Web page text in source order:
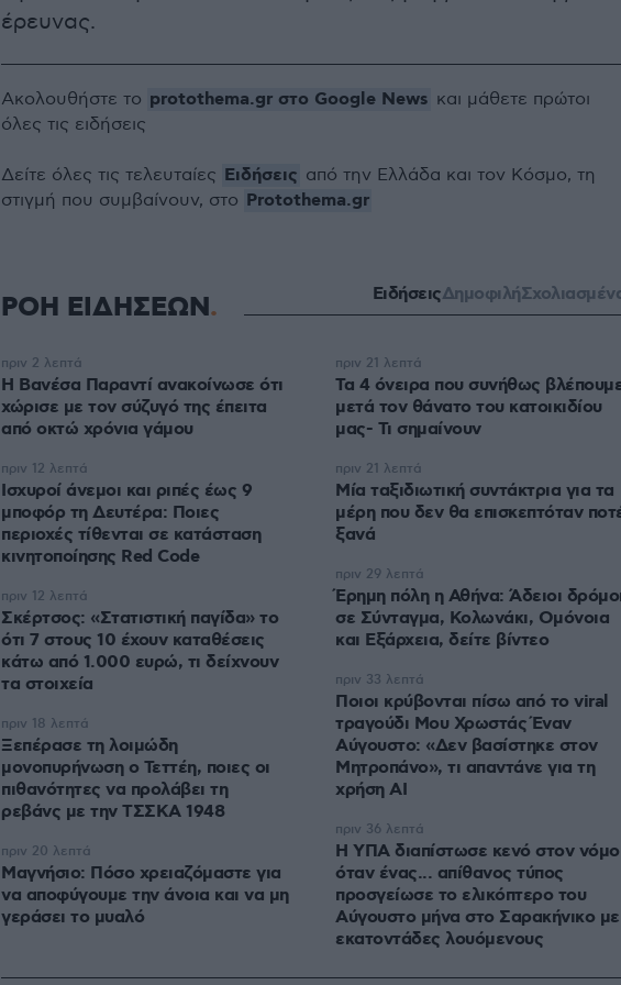
έρευνας.
Ακολουθήστε το protothema.gr στο Google News και μάθετε πρώτοι
όλες τις ειδήσεις
Δείτε όλες τις τελευταίες Ειδήσεις από την Ελλάδα και τον Κόσμο, τη
στιγμή που συμβαίνουν, στο Protothema.gr
ΡΟΗ ΕΙΔΗΣΕΩΝ ΕιδήσειςΔημοφιλή
Η Βανέσα Παραντί ανακοίνωσε ότι
χώρισε με τον σύζυγό της έπειτα
από οκτώ χρόνια γάμου
πριν 2 λεπτά
Ισχυροί άνεμοι και ριπές έως 9
μποφόρ τη Δευτέρα: Ποιες
περιοχές τίθενται σε κατάσταση
κινητοποίησης Red Code
πριν 12 λεπτά
Σκέρτσος: «Στατιστική παγίδα» το
ότι 7 στους 10 έχουν καταθέσεις
κάτω από 1.000 ευρώ, τι δείχνουν
τα στοιχεία
πριν 12 λεπτά
Ξεπέρασε τη λοιμώδη
μονοπυρήνωση ο Τεττέη, ποιες οι
πιθανότητες να προλάβει τη
ρεβάνς με την ΤΣΣΚΑ 1948
πριν 18 λεπτά
Μαγνήσιο: Πόσο χρειαζόμαστε για
να αποφύγουμε την άνοια και να μη
γεράσει το μυαλό
πριν 20 λεπτά
Τα 4 όνειρα που συνήθως
μετά τον θάνατο του κατοικιδίου
μας- Τι σημαίνουν
πριν 21 λεπτά
Μία ταξιδιωτική συντάκτρια για τα
μέρη που δεν θα επισκεπτόταν
ξανά
πριν 21 λεπτά
Έρημη πόλη η Αθήνα: Άδειοι
σε Σύνταγμα, Κολωνάκι, Ομόνοια
και Εξάρχεια, δείτε βίντεο
πριν 29 λεπτά
Ποιοι κρύβονται πίσω από το viral
τραγούδι Μου Χρωστάς Έναν
Αύγουστο: «Δεν βασίστηκε στον
Μητροπάνο», τι απαντάνε για τη
χρήση AI
πριν 33 λεπτά
Η ΥΠΑ διαπίστωσε κενό στον νόμο
όταν ένας... απίθανος τύπος
προσγείωσε το ελικόπτερο του
Αύγουστο μήνα στο Σαρακήνικο με
εκατοντάδες λουόμενους
πριν 36 λεπτά